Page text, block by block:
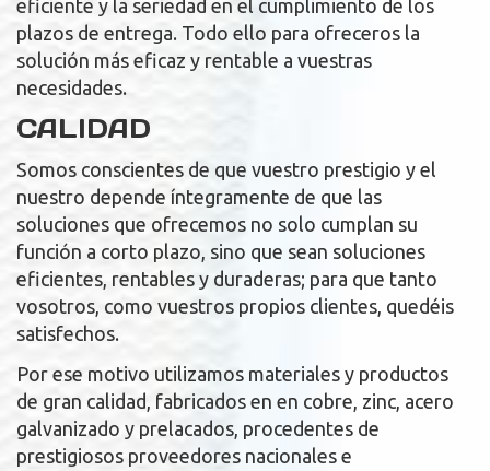
eficiente y la seriedad en el cumplimiento de los
plazos de entrega. Todo ello para ofreceros la
solución más eficaz y rentable a vuestras
necesidades.
CALIDAD
Somos conscientes de que vuestro prestigio y el
nuestro depende íntegramente de que las
soluciones que ofrecemos no solo cumplan su
función a corto plazo, sino que sean soluciones
eficientes, rentables y duraderas; para que tanto
vosotros, como vuestros propios clientes, quedéis
satisfechos.
Por ese motivo utilizamos materiales y productos
de gran calidad, fabricados en en cobre, zinc, acero
galvanizado y prelacados, procedentes de
prestigiosos proveedores nacionales e